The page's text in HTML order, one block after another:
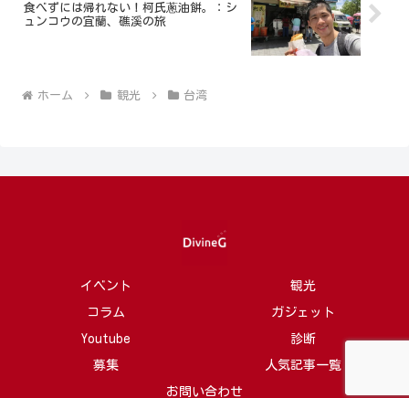
食べずには帰れない！柯氏蔥油餅。：シ
ュンコウの宜蘭、礁溪の旅
ホーム 観光 台湾
イベント 観光
コラム ガジェット
Youtube 診断
募集 人気記事一覧
お問い合わせ